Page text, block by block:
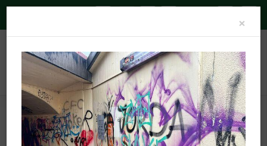
Sportangebot Deinen Sport finden
Deutsches Sportabzeichen
Sportabzeichen erwerben
×